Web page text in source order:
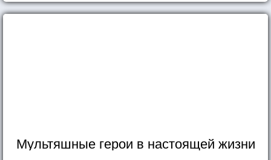
Мультяшные герои в настоящей жизни